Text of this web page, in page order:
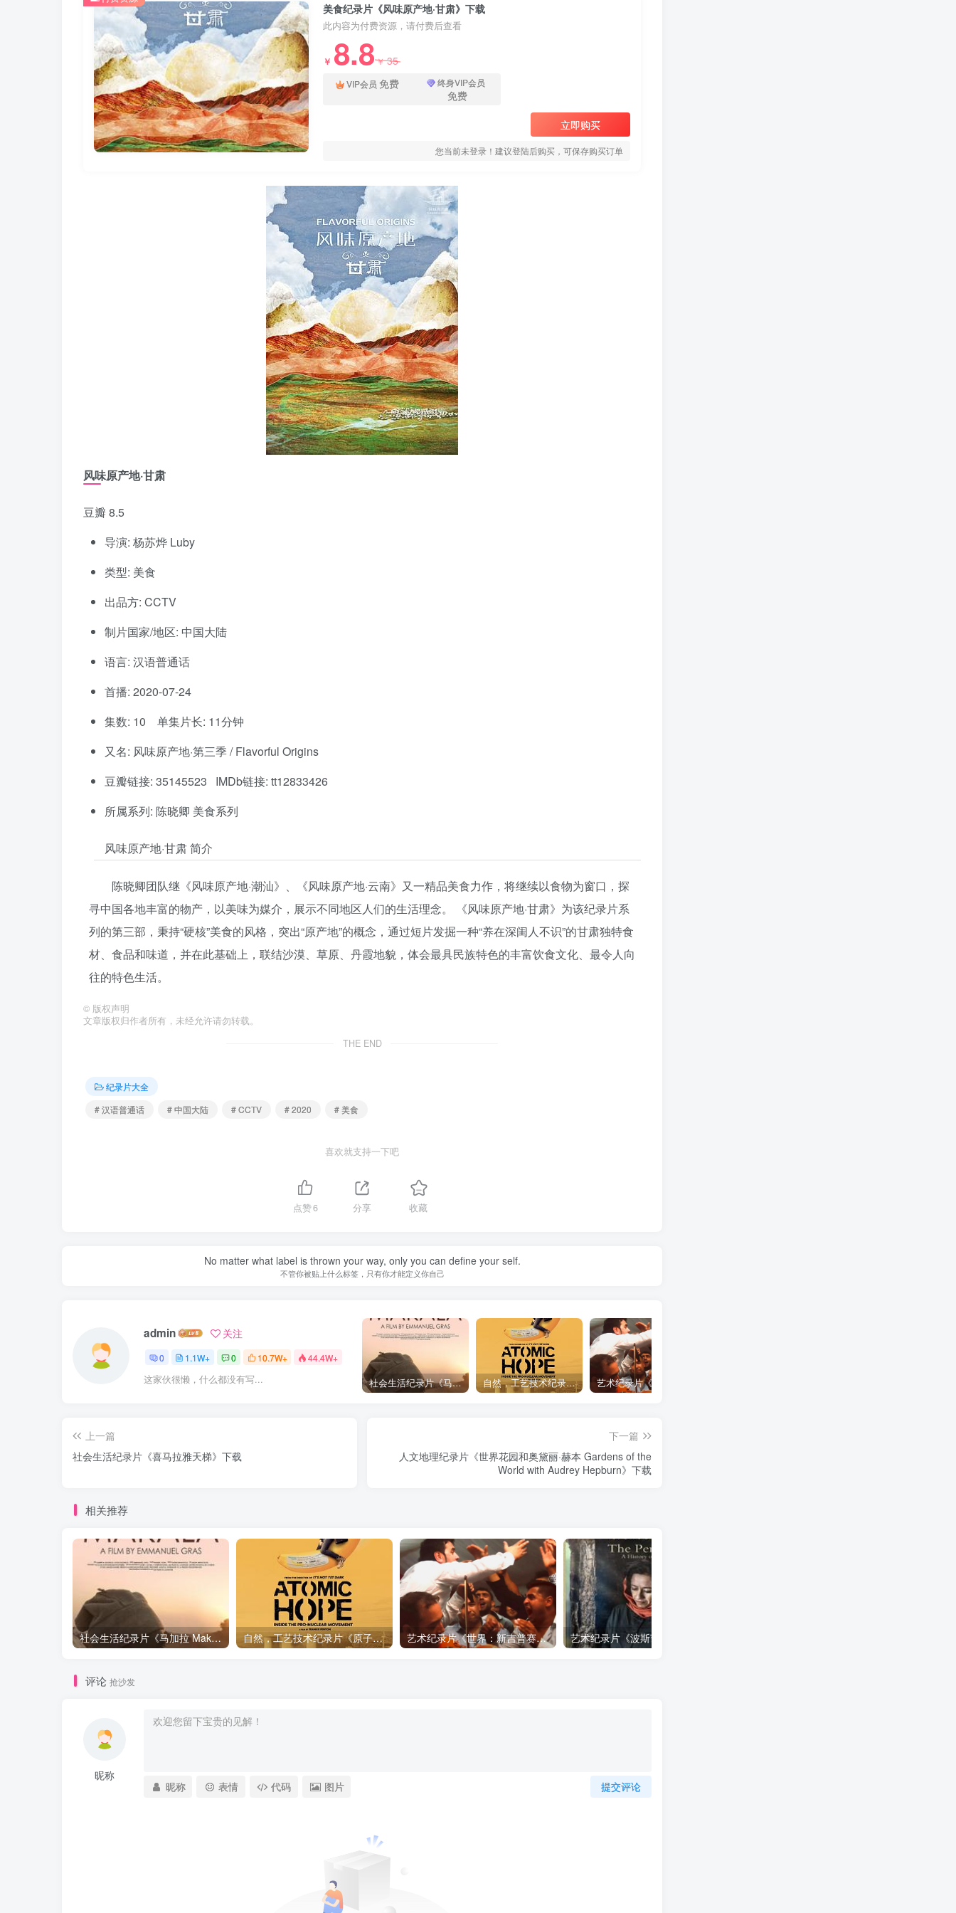
美食纪录片《风味原产地·甘肃》下载
此内容为付费资源，请付费后查看
￥ 8.8￥35
VIP会员 免费 终身VIP会员
免费
立即购买
您当前未登录！建议登陆后购买，可保存购买订单
风味原产地·甘肃
豆瓣 8.5
导演: 杨苏烨 Luby
类型: 美食
出品方: CCTV
制片国家/地区: 中国大陆
语言: 汉语普通话
首播: 2020-07-24
集数: 10 单集片长: 11分钟
又名: 风味原产地·第三季 / Flavorful Origins
豆瓣链接: 35145523 IMDb链接: tt12833426
所属系列: 陈晓卿 美食系列
风味原产地·甘肃 简介
陈晓卿团队继《风味原产地·潮汕》、《风味原产地·云南》又一精品美食力作，将继续以食物为窗口，探
寻中国各地丰富的物产，以美味为媒介，展示不同地区人们的生活理念。 《风味原产地·甘肃》为该纪录片系
列的第三部，秉持“硬核”美食的风格，突出“原产地”的概念，通过短片发掘一种“养在深闺人不识”的甘肃独特食
材、食品和味道，并在此基础上，联结沙漠、草原、丹霞地貌，体会最具民族特色的丰富饮食文化、最令人向
往的特色生活。
© 版权声明
文章版权归作者所有，未经允许请勿转载。
THE END
纪录片大全
# 汉语普通话
# 中国大陆 # CCTV # 2020 # 美食
喜欢就支持一下吧
点赞6 分享 收藏
No matter what label is thrown your way, only you can define your self.
不管你被贴上什么标签，只有你才能定义你自己
admin 关注
0 1.1W+ 0 10.7W+ 44.4W+
这家伙很懒，什么都没有写... 社会生活纪录片《马加拉 Makala》下载 自然，工艺技术纪录片《原子能的希望 Atomic Hope – Inside the Pro-Nuclear Movement》下载
上一篇
社会生活纪录片《喜马拉雅天梯》下载
下一篇
人文地理纪录片《世界花园和奥黛丽·赫本 Gardens of the
World with Audrey Hepburn》下载
相关推荐
社会生活纪录片《马加拉 Makala》下载 自然，工艺技术纪录片《原子能的希望 Atomic Hope – Inside the Pro-Nuclear Movement》下载 艺术纪录片《世界：新吉普赛之王 This World: The New Gypsy Kings》下载
评论 抢沙发
昵称
提交评论
昵称 表情 代码 图片